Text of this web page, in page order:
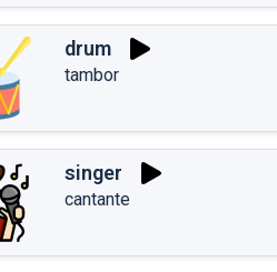
drum
tambor
singer
cantante